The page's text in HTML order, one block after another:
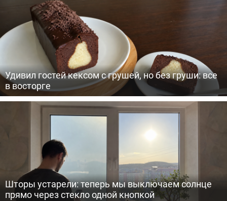
Удивил гостей кексом с грушей, но без груши: все
в восторге
Шторы устарели: теперь мы выключаем солнце
прямо через стекло одной кнопкой